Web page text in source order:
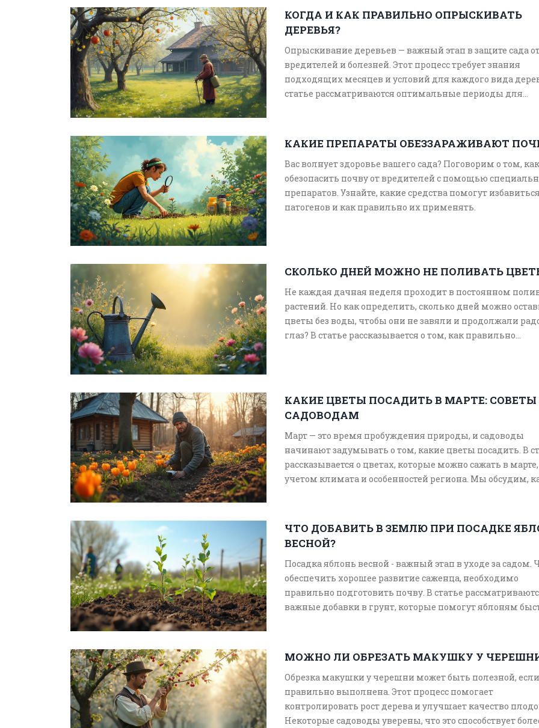
КОГДА И КАК ПРАВИЛЬНО ОПРЫСКИВАТЬ
ДЕРЕВЬЯ?
Опрыскивание деревьев — важный этап в защите сада
вредителей и болезней. Этот процесс требует знания
подходящих месяцев и условий для каждого вида
статье рассматриваются оптимальные периоды для
протяжении года.
КАКИЕ ПРЕПАРАТЫ ОБЕЗЗАРАЖИВАЮТ
Вас волнует здоровье вашего сада? Поговорим о том, как
обезопасить почву от вредителей с помощью
препаратов. Узнайте, какие средства помогут
патогенов и как правильно их применять.
СКОЛЬКО ДНЕЙ МОЖНО НЕ ПОЛИВАТЬ
Не каждая дачная неделя проходит в постоянном
растений. Но как определить, сколько дней можно
цветы без воды, чтобы они не завяли и продолжали
глаз? В статье рассказывается о том, как правильно
КАКИЕ ЦВЕТЫ ПОСАДИТЬ В МАРТЕ: СОВЕТЫ
САДОВОДАМ
Март — это время пробуждения природы, и садоводы
начинают задумывать о том, какие цветы посадить. В
рассказывается о цветах, которые можно сажать в марте,
учетом климата и особенностей региона. Мы обсудим,
пользы от первых теплых дней.
ЧТО ДОБАВИТЬ В ЗЕМЛЮ ПРИ ПОСАДКЕ
ВЕСНОЙ?
Посадка яблонь весной - важный этап в уходе за садом.
обеспечить хорошее развитие саженца, необходимо
правильно подготовить почву. В статье
важные добавки в грунт, которые помогут яблоням
МОЖНО ЛИ ОБРЕЗАТЬ МАКУШКУ У
Обрезка макушки у черешни может быть полезной, если
правильно выполнена. Этот процесс помогает
контролировать рост дерева и улучшает качество
Некоторые садоводы уверены, что это способствует